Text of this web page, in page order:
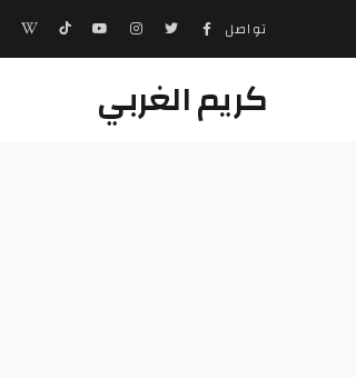
تواصل
كريم الغربي